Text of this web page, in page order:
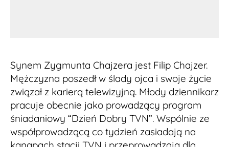
Synem Zygmunta Chajzera jest Filip Chajzer.
Mężczyzna poszedł w ślady ojca i swoje życie
związał z karierą telewizyjną. Młody dziennikarz
pracuje obecnie jako prowadzący program
śniadaniowy “Dzień Dobry TVN”. Wspólnie ze
współprowadzącą co tydzień zasiadają na